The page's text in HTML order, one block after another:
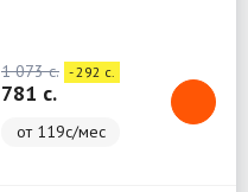
1 073 c. - 292 c.
781 c.
от 119с/мес